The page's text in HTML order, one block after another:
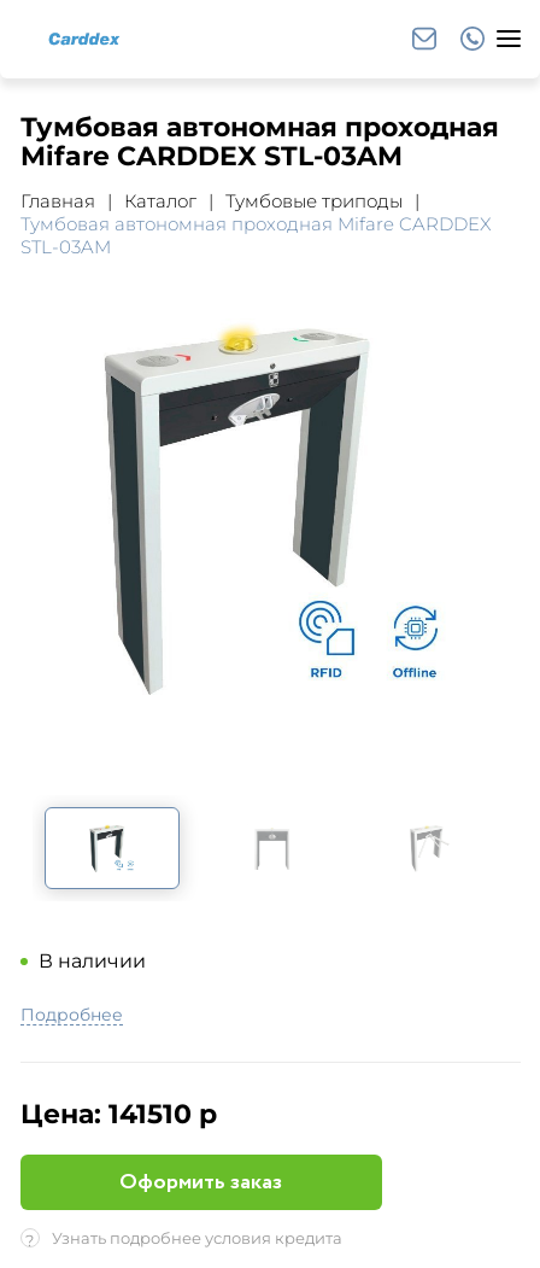
Тумбовая автономная проходная
Mifare CARDDEX STL-03AM
Главная Каталог
Тумбовые триподы
Тумбовая автономная проходная Mifare CARDDEX
STL-03AM
В наличии
Подробнее
Цена: 141510 р
Оформить заказ
? Узнать подробнее условия кредита